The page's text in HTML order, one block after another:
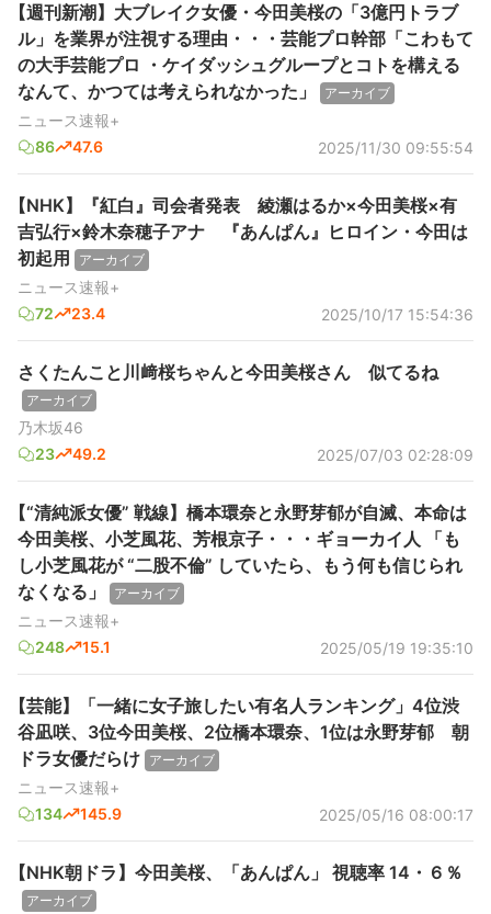
【週刊新潮】大ブレイク女優・今田美桜の「3億円トラブ
ル」を業界が注視する理由・・・芸能プロ幹部「こわもて
の大手芸能プロ ・ケイダッシュグループとコトを構える
なんて、かつては考えられなかった」
アーカイブ
ニュース速報+
86
47.6 2025/11/30 09:55:54
【NHK】『紅白』司会者発表 綾瀬はるか×今田美桜×有
吉弘行×鈴木奈穂子アナ 『あんぱん』ヒロイン・今田は
初起用
アーカイブ
ニュース速報+
72
23.4 2025/10/17 15:54:36
さくたんこと川﨑桜ちゃんと今田美桜さん 似てるね
アーカイブ
乃木坂46
23
49.2 2025/07/03 02:28:09
【“清純派女優” 戦線】橋本環奈と永野芽郁が自滅、本命は
今田美桜、小芝風花、芳根京子・・・ギョーカイ人 「も
し小芝風花が “二股不倫” していたら、もう何も信じられ
なくなる」
アーカイブ
ニュース速報+
248
15.1 2025/05/19 19:35:10
【芸能】「一緒に女子旅したい有名人ランキング」4位渋
谷凪咲、3位今田美桜、2位橋本環奈、1位は永野芽郁 朝
ドラ女優だらけ アーカイブ
ニュース速報+
134
145.9 2025/05/16 08:00:17
【NHK朝ドラ】今田美桜、「あんぱん」 視聴率 14・６％
アーカイブ